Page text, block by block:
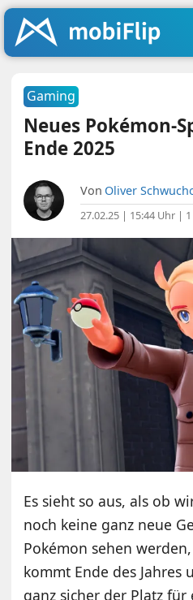
Gaming
Neues Pokémon-
Ende 2025
Von Oliver
27.02.25 | 15:44 Uhr |
Es sieht so aus, als ob
noch keine ganz neue
Pokémon sehen
kommt Ende des Jahres
ganz sicher der Platz für